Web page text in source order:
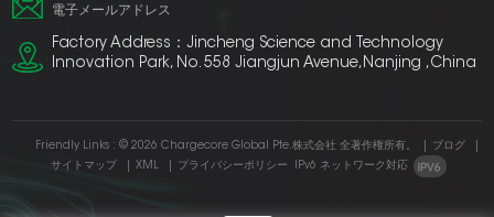
電子メールアドレス
Factory Address：Jincheng Science and Technology
Innovation Park, No. 558 Jiangjun Avenue,Nanjing ,China
Friendly Links : © 2026 Chargecore Global Pte.株式会社 全著作権所有。 ブログ
サイトマップ
XML プライバシーポリシー IPv6 ネットワーク対応